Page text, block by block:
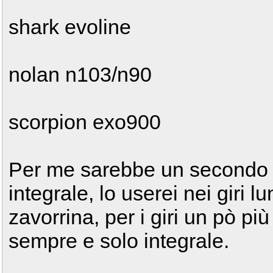
shark evoline
nolan n103/n90
scorpion exo900
Per me sarebbe un
integrale, lo userei nei giri
zavorrina, per i giri un pò
sempre e solo integrale.